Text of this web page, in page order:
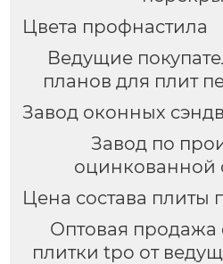
Цвета профнастила
Ведущие
планов для плит
Завод оконных
Завод по
оцинкованной
Цена состава плиты
Оптовая
плитки tpo от